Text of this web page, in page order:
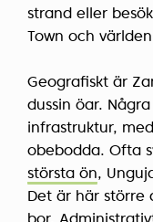
strand eller
Town och
Geografiskt är
dussin öar.
infrastruktur,
obebodda. Ofta
största ön,
Det är här större